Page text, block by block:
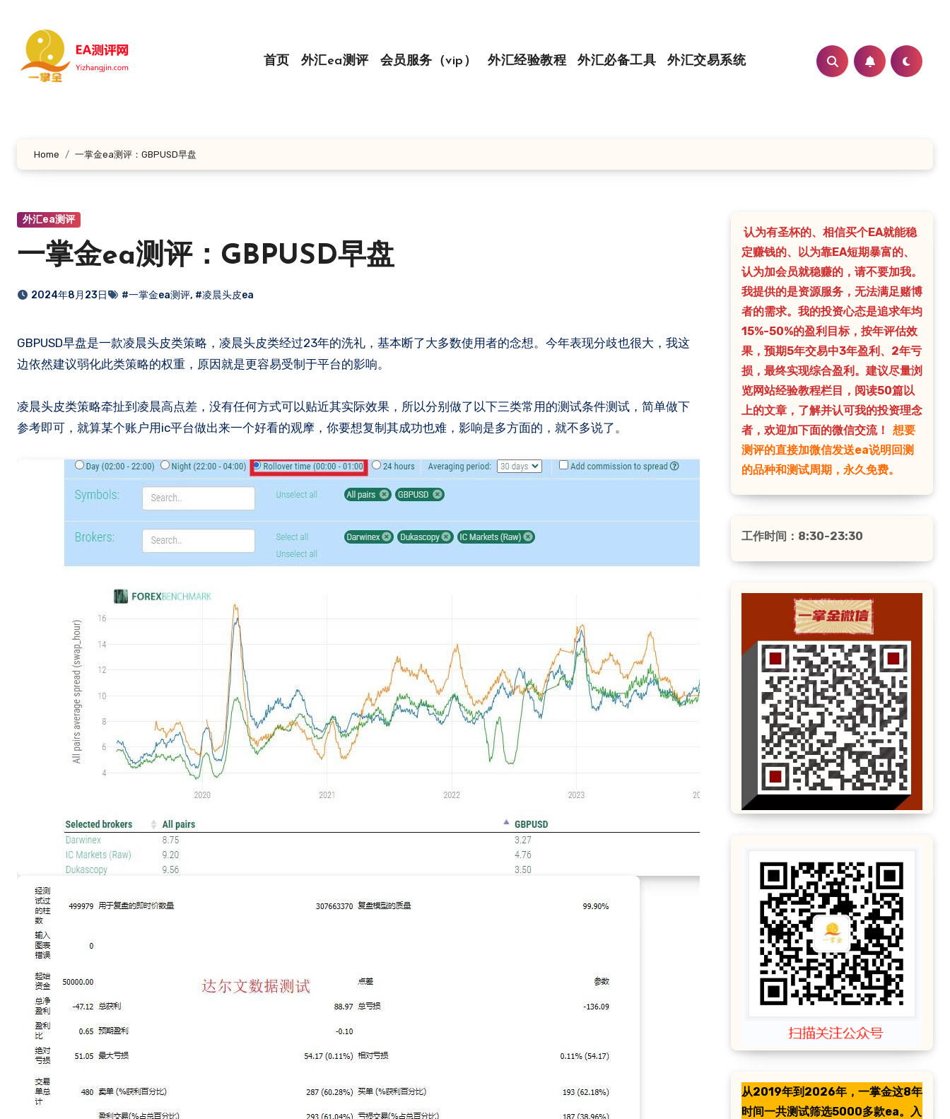
首页 外汇ea测评 会员服务（vip） 外汇经验教程 外汇必备工具 外汇交易系统
Home 一掌金ea测评：GBPUSD早盘
外汇ea测评
一掌金ea测评：GBPUSD早盘
2024年8月23日 #一掌金ea测评, #凌晨头皮ea
GBPUSD早盘是一款凌晨头皮类策略，凌晨头皮类经过23年的洗礼，基本断了大多数使用者的念想。今年表现分歧也很大，我这
边依然建议弱化此类策略的权重，原因就是更容易受制于平台的影响。
凌晨头皮类策略牵扯到凌晨高点差，没有任何方式可以贴近其实际效果，所以分别做了以下三类常用的测试条件测试，简单做下
参考即可，就算某个账户用ic平台做出来一个好看的观摩，你要想复制其成功也难，影响是多方面的，就不多说了。
认为有圣杯的、相信买个EA就能稳
定赚钱的、以为靠EA短期暴富的、
认为加会员就稳赚的，请不要加我。
我提供的是资源服务，无法满足赌博
者的需求。我的投资心态是追求年均
15%-50%的盈利目标，按年评估效
果，预期5年交易中3年盈利、2年亏
损，最终实现综合盈利。建议尽量浏
览网站经验教程栏目，阅读50篇以
上的文章，了解并认可我的投资理念
者，欢迎加下面的微信交流！
想要
测评的直接加微信发送ea说明回测
的品种和测试周期，永久免费。
工作时间：8:30-23:30
从2019年到2026年，一掌金这8年
时间一共测试筛选5000多款ea。入